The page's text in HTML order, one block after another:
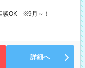
談OK ※9月～！
詳細へ